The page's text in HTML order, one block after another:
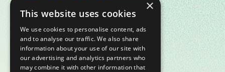
×
This website uses cookies
We use cookies to personalise content, ads
and to analyse our traffic. We also share
information about your use of our site with
our advertising and analytics partners who
may combine it with other information that